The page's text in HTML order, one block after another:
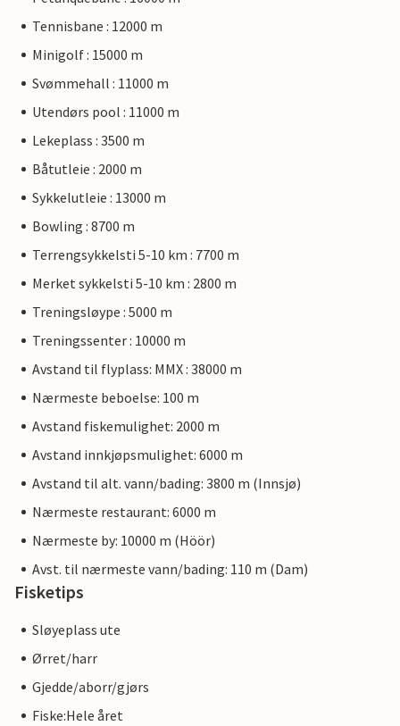
Tennisbane : 12000 m
Minigolf : 15000 m
Svømmehall : 11000 m
Utendørs pool : 11000 m
Lekeplass : 3500 m
Båtutleie : 2000 m
Sykkelutleie : 13000 m
Bowling : 8700 m
Terrengsykkelsti 5-10 km : 7700 m
Merket sykkelsti 5-10 km : 2800 m
Treningsløype : 5000 m
Treningssenter : 10000 m
Avstand til flyplass: MMX : 38000 m
Nærmeste beboelse: 100 m
Avstand fiskemulighet: 2000 m
Avstand innkjøpsmulighet: 6000 m
Avstand til alt. vann/bading: 3800 m (Innsjø)
Nærmeste restaurant: 6000 m
Nærmeste by: 10000 m (Höör)
Avst. til nærmeste vann/bading: 110 m (Dam)
Fisketips
Sløyeplass ute
Ørret/harr
Gjedde/aborr/gjørs
Fiske:Hele året